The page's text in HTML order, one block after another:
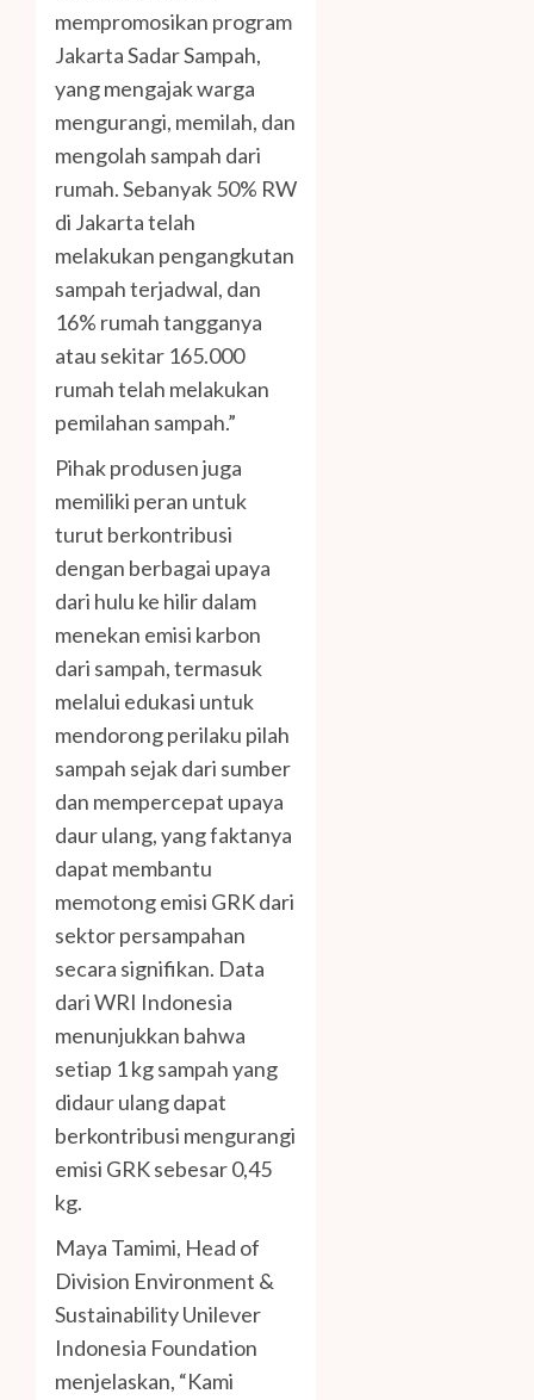
mempromosikan program
Jakarta Sadar Sampah,
yang mengajak warga
mengurangi, memilah, dan
mengolah sampah dari
rumah. Sebanyak 50% RW
di Jakarta telah
melakukan pengangkutan
sampah terjadwal, dan
16% rumah tangganya
atau sekitar 165.000
rumah telah melakukan
pemilahan sampah.”
Pihak produsen juga
memiliki peran untuk
turut berkontribusi
dengan berbagai upaya
dari hulu ke hilir dalam
menekan emisi karbon
dari sampah, termasuk
melalui edukasi untuk
mendorong perilaku pilah
sampah sejak dari sumber
dan mempercepat upaya
daur ulang, yang faktanya
dapat membantu
memotong emisi GRK dari
sektor persampahan
secara signifikan. Data
dari WRI Indonesia
menunjukkan bahwa
setiap 1 kg sampah yang
didaur ulang dapat
berkontribusi mengurangi
emisi GRK sebesar 0,45
kg.
Maya Tamimi, Head of
Division Environment &
Sustainability Unilever
Indonesia Foundation
menjelaskan, “Kami